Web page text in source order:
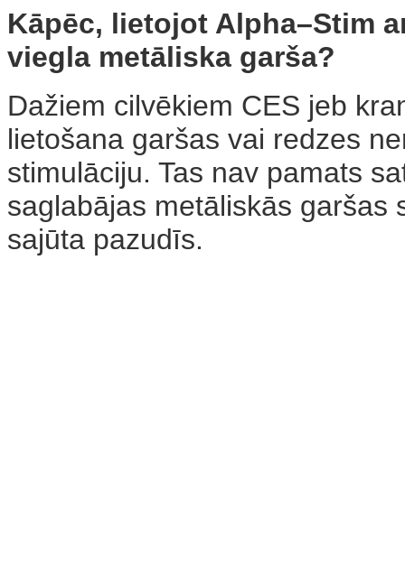
Kāpēc, lietojot Alpha–Stim
viegla metāliska garša?
Dažiem cilvēkiem CES jeb
lietošana garšas vai redzes
stimulāciju. Tas nav pamats
saglabājas metāliskās garšas
sajūta pazudīs.